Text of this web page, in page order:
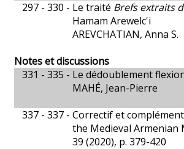
297 - 330 - Le traité Brefs extraits
Hamam Arewelc'i
AREVCHATIAN, Anna S.
Notes et discussions
331 - 335 - Le dédoublement
MAHÉ, Jean-Pierre
337 - 337 - Correctif et
the Medieval Armenian
39 (2020), p. 379-420